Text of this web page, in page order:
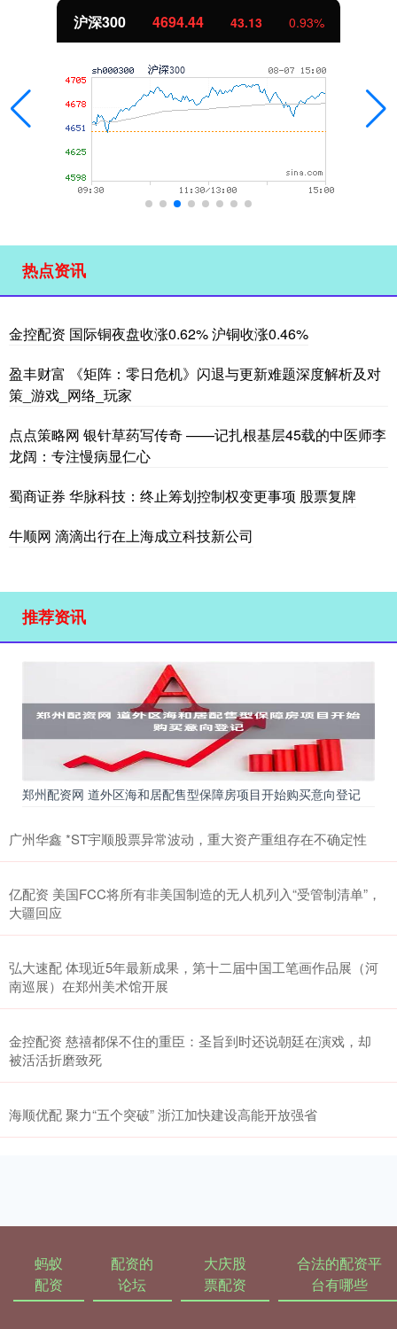
沪深300 4694.44 43.13 0.93%
热点资讯
金控配资 国际铜夜盘收涨0.62% 沪铜收涨0.46%
盈丰财富 《矩阵：零日危机》闪退与更新难题深度解析及对
策_游戏_网络_玩家
点点策略网 银针草药写传奇 ——记扎根基层45载的中医师李
龙阔：专注慢病显仁心
蜀商证券 华脉科技：终止筹划控制权变更事项 股票复牌
牛顺网 滴滴出行在上海成立科技新公司
推荐资讯
郑州配资网 道外区海和居配售型保障房项目开始购买意向登记
广州华鑫 *ST宇顺股票异常波动，重大资产重组存在不确定性
亿配资 美国FCC将所有非美国制造的无人机列入“受管制清单”，
大疆回应
弘大速配 体现近5年最新成果，第十二届中国工笔画作品展（河
南巡展）在郑州美术馆开展
金控配资 慈禧都保不住的重臣：圣旨到时还说朝廷在演戏，却
被活活折磨致死
海顺优配 聚力“五个突破” 浙江加快建设高能开放强省
蚂蚁
配资
配资的
论坛
大庆股
票配资
合法的配资平
台有哪些